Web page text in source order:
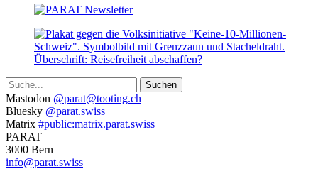
Suche
Weitere
Informationen
Mastodon @parat@tooting.ch
Bluesky @parat.swiss
Matrix #public:matrix.parat.swiss
PARAT
3000 Bern
info@parat.swiss